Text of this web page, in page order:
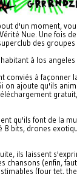
d'un moment,
Nue. Une
des groupes
à los
à
ajoute qu'ils
qu'ils font de la
bits, drones
ils laissent
(enfin,
(four tet,